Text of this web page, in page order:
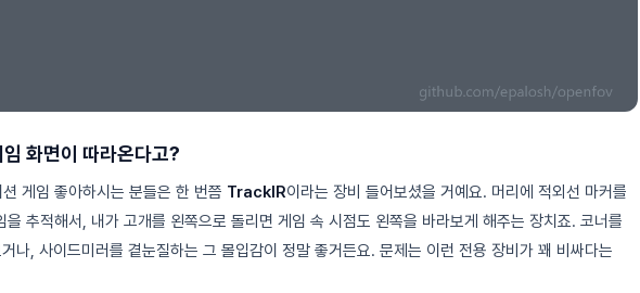
화면이 따라온다고?
게임 좋아하시는 분들은 한 번쯤 TrackIR이라는 장비 들어보셨을 거예요. 머리에 적외선 마커를
을 추적해서, 내가 고개를 왼쪽으로 돌리면 게임 속 시점도 왼쪽을 바라보게 해주는 장치죠. 코너를
나, 사이드미러를 곁눈질하는 그 몰입감이 정말 좋거든요. 문제는 이런 전용 장비가 꽤 비싸다는